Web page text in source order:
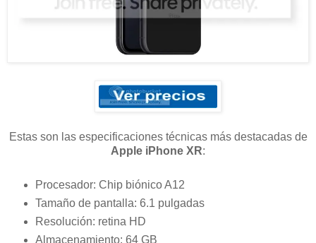
Estas son las especificaciones técnicas más destacadas de
Apple iPhone XR:
Procesador: Chip biónico A12
Tamaño de pantalla: 6.1 pulgadas
Resolución: retina HD
Almacenamiento: 64 GB